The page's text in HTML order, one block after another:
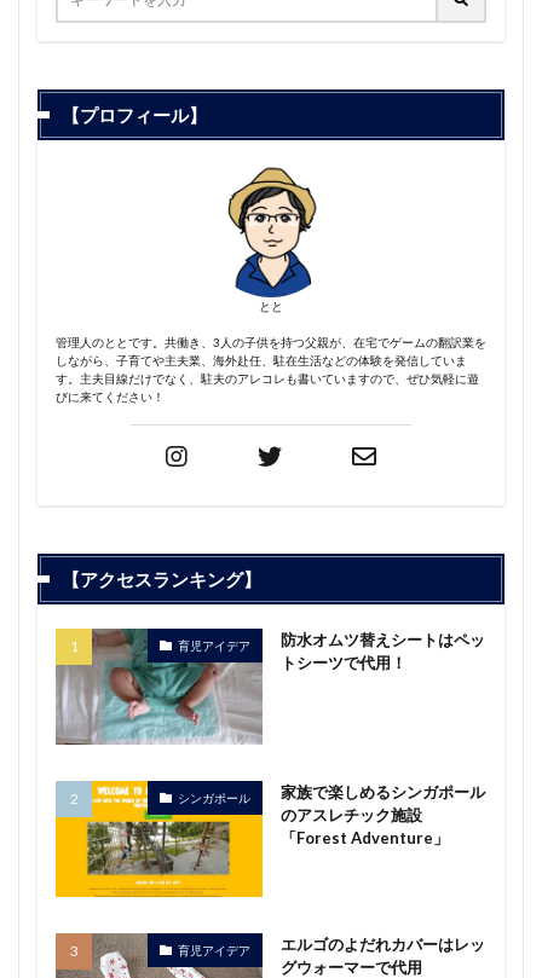
【プロフィール】
とと
管理人のととです。共働き、3人の子供を持つ父親が、在宅でゲームの翻訳業を
しながら、子育てや主夫業、海外赴任、駐在生活などの体験を発信していま
す。主夫目線だけでなく、駐夫のアレコレも書いていますので、ぜひ気軽に遊
びに来てください！
【アクセスランキング】
育児アイデア
防水オムツ替えシートはペッ
トシーツで代用！
シンガポール
家族で楽しめるシンガポール
のアスレチック施設
「Forest Adventure」
育児アイデア
エルゴのよだれカバーはレッ
グウォーマーで代用